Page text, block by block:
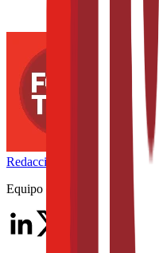
Redacción
THE FOOD TECH
Equipo editorial de contenidos